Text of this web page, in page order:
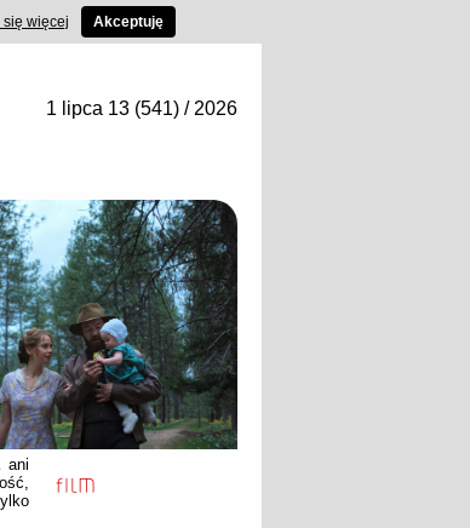
1 lipca 13 (541) / 2026
ani
się więcej Akceptuję